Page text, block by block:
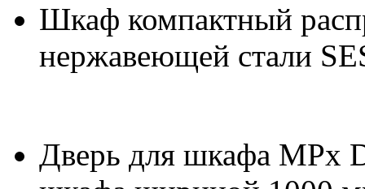
Шкаф компактный
нержавеющей стали
Дверь для шкафа MPx